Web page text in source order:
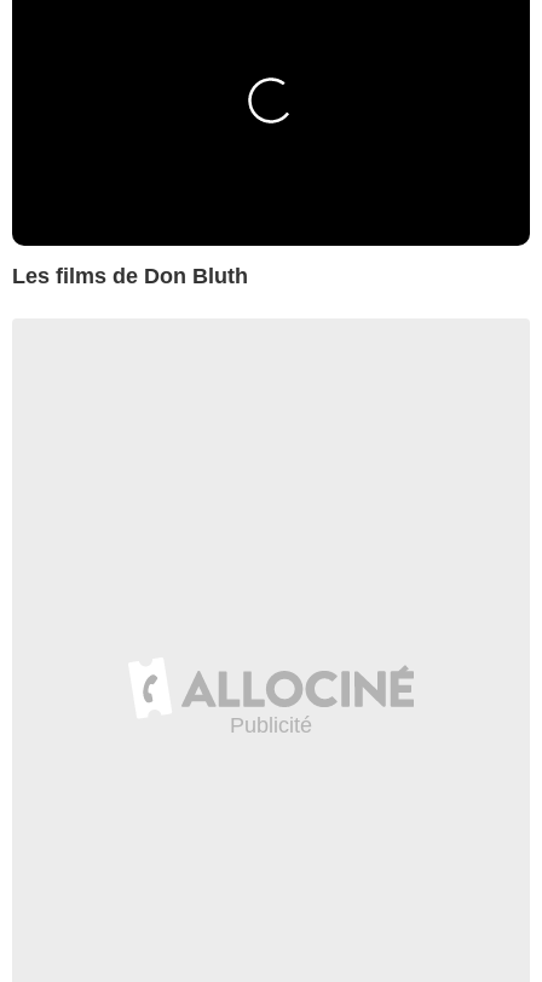
Les films de Don Bluth